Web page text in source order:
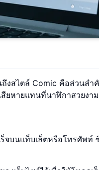
งสไตล์ Comic คือส่วนส
ยหายแทนที่นาฬิกาสวยง
นแท็บเล็ตหรือโทรศัพท์